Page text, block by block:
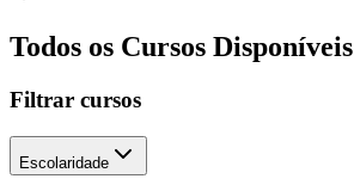
Todos os Cursos Disponíveis
Filtrar cursos
Escolaridade